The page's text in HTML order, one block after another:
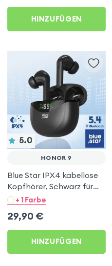
HINZUFÜGEN
5.0
HONOR 9
Blue Star IPX4 kabellose
Kopfhörer, Schwarz für
Honor 9
+ 1 Farbe
29,90 €
HINZUFÜGEN